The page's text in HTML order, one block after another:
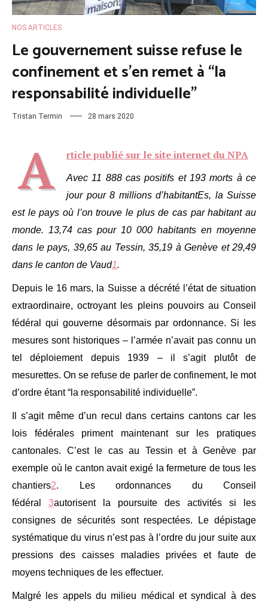
NOS ARTICLES
Le gouvernement suisse refuse le
confinement et s’en remet à “la
responsabilité individuelle”
Tristan Termin 28 mars 2020
A rticle publié sur le site internet du NPA
Avec 11 888 cas positifs et 193 morts à ce
jour pour 8 millions d’habitantEs, la Suisse
est le pays où l’on trouve le plus de cas par habitant au
monde. 13,74 cas pour 10 000 habitants en moyenne
dans le pays, 39,65 au Tessin, 35,19 à Genève et 29,49
dans le canton de Vaud1.
Depuis le 16 mars, la Suisse a décrété l’état de situation
extraordinaire, octroyant les pleins pouvoirs au Conseil
fédéral qui gouverne désormais par ordonnance. Si les
mesures sont historiques – l’armée n’avait pas connu un
tel déploiement depuis 1939 – il s’agit plutôt de
mesurettes. On se refuse de parler de confinement, le mot
d’ordre étant “la responsabilité individuelle”.
Il s’agit même d’un recul dans certains cantons car les
lois fédérales priment maintenant sur les pratiques
cantonales. C’est le cas au Tessin et à Genève par
exemple où le canton avait exigé la fermeture de tous les
chantiers2. Les ordonnances du Conseil
fédéral 3autorisent la poursuite des activités si les
consignes de sécurités sont respectées. Le dépistage
systématique du virus n’est pas à l’ordre du jour suite aux
pressions des caisses maladies privées et faute de
moyens techniques de les effectuer.
Malgré les appels du milieu médical et syndical à des